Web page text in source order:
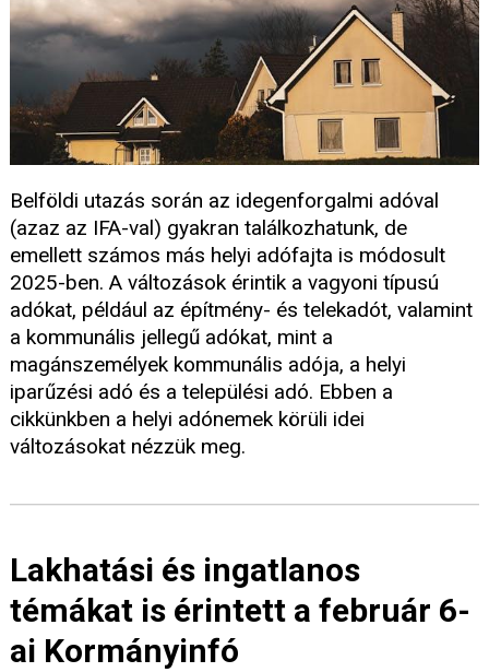
Belföldi utazás során az idegenforgalmi adóval
(azaz az IFA-val) gyakran találkozhatunk, de
emellett számos más helyi adófajta is módosult
2025-ben. A változások érintik a vagyoni típusú
adókat, például az építmény- és telekadót, valamint
a kommunális jellegű adókat, mint a
magánszemélyek kommunális adója, a helyi
iparűzési adó és a települési adó. Ebben a
cikkünkben a helyi adónemek körüli idei
változásokat nézzük meg.
Lakhatási és ingatlanos
témákat is érintett a február 6-
ai Kormányinfó